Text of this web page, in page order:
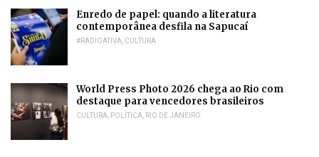
Enredo de papel: quando a literatura
contemporânea desfila na Sapucaí
#RADIOATIVA, CULTURA
World Press Photo 2026 chega ao Rio com
destaque para vencedores brasileiros
CULTURA, POLÍTICA, RIO DE JANEIRO